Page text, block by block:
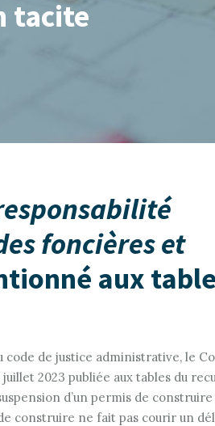
tacite
foncières et
aux
code de justice administrative, le
2023 publiée aux tables du
d’un permis de
construire ne fait pas courir un